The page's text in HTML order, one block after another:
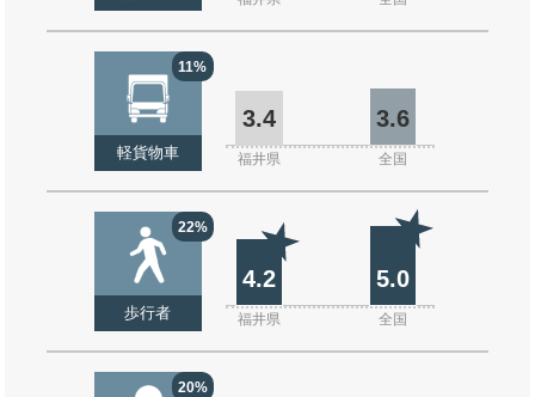
11%
軽貨物車
3.4 3.6
福井県 全国
22%
歩行者
4.2 5.0
福井県 全国
20%